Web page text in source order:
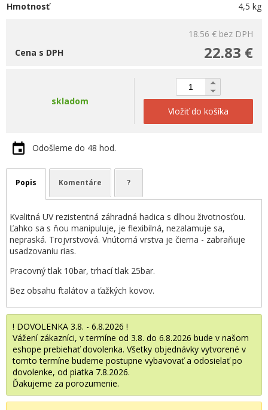
! DOVOLENKA 3.8. - 6.8.2026 !
Vážení zákazníci, v termíne od 3.8. do 6.8.2026 bude v našom
eshope prebiehať dovolenka. Všetky objednávky vytvorené v
tomto termíne budeme postupne vybavovať a odosielať po
dovolenke, od piatka 7.8.2026.
Ďakujeme za porozumenie.
Hmotnosť
4,5 kg
18.56 € bez DPH
22.83 €
Cena s DPH
skladom
Vložiť do košíka
Odošleme do 48 hod.
Popis Komentáre ?
Kvalitná UV rezistentná záhradná hadica s dlhou životnosťou.
Ľahko sa s ňou manipuluje, je flexibilná, nezalamuje sa,
nepraská. Trojvrstvová. Vnútorná vrstva je čierna - zabraňuje
usadzovaniu rias.
Pracovný tlak 10bar, trhací tlak 25bar.
Bez obsahu ftalátov a ťažkých kovov.